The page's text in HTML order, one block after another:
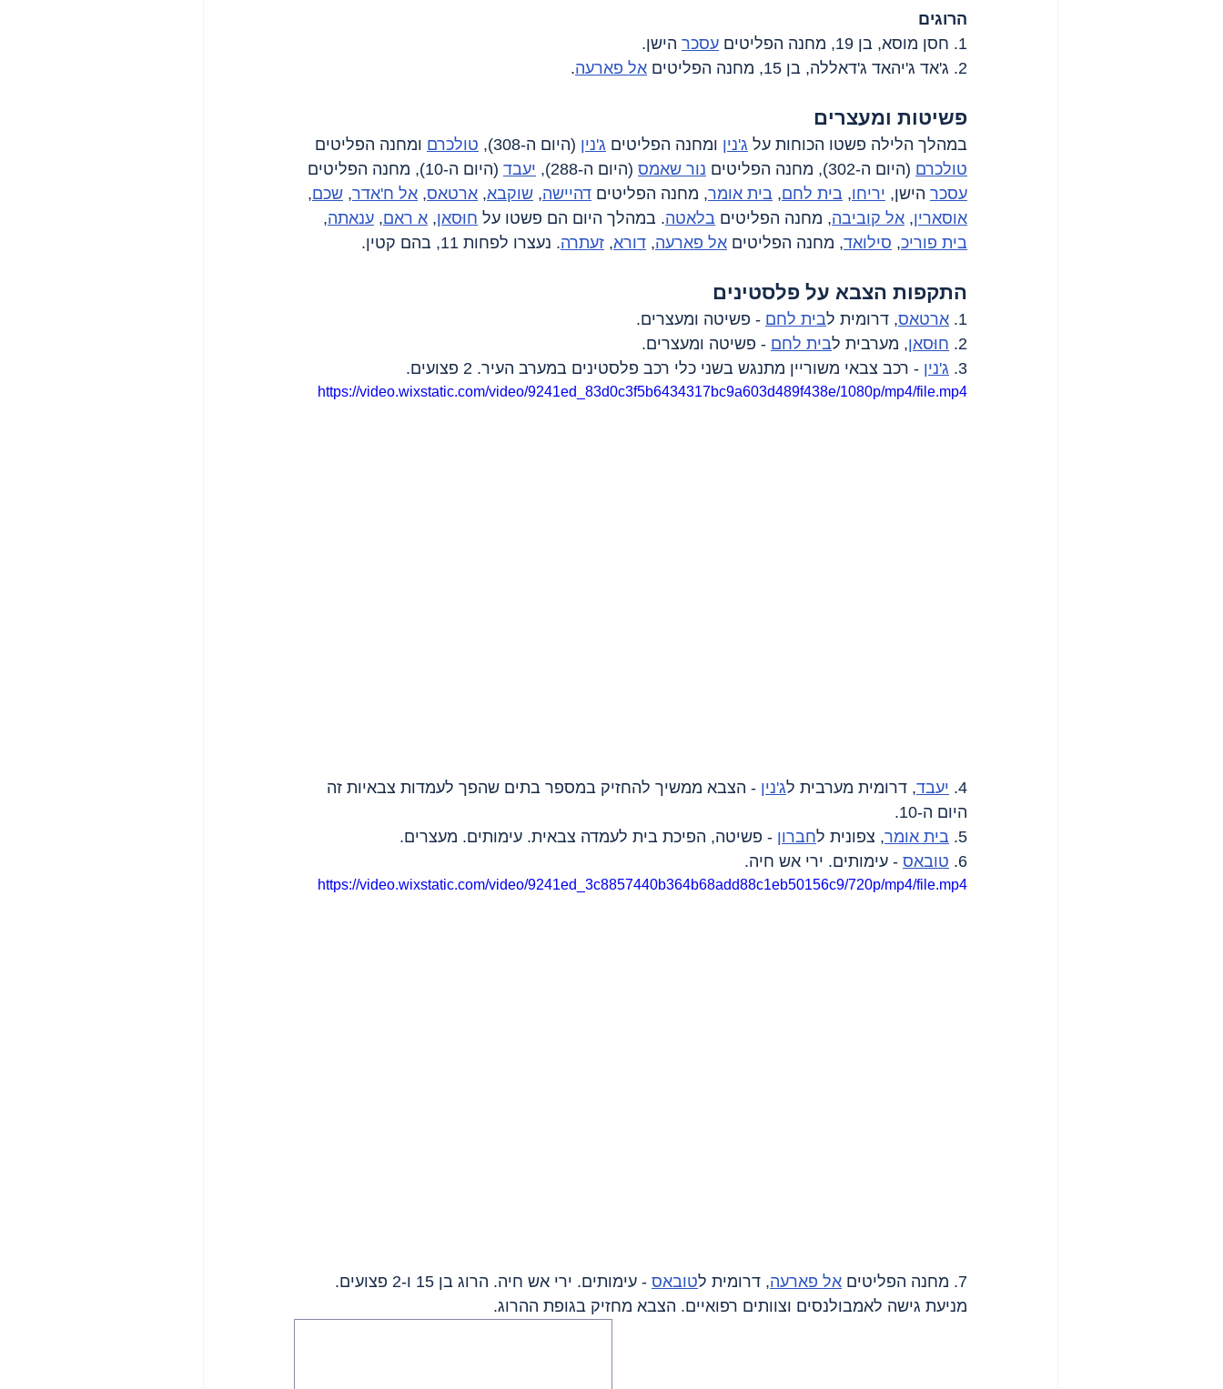
הרוגים
1. חסן מוסא, בן 19, מחנה הפליטים
עסכר הישן.
2. ג'אד ג'יהאד ג'דאללה, בן 15, מחנה הפליטים
אל פארעה.
פשיטות ומעצרים
במהלך הלילה פשטו הכוחות על ג'נין ומחנה הפליטים ג'נין (היום ה-308), טולכרם ומחנה הפליטים
טולכרם (היום ה-302), מחנה הפליטים נור שאמס (היום ה-288), יעבד (היום ה-10), מחנה הפליטים
עסכר הישן, יריחו, בית לחם, בית אומר, מחנה הפליטים דהיישה, שוקבא, ארטאס, אל ח'אדר, שכם,
אוסארין, אל קוביבה, מחנה הפליטים בלאטה. במהלך היום הם פשטו על חוּסאן, א ראם, ענאתה,
בית פוריכ, סילואד, מחנה הפליטים אל פארעה, דורא, זעתרה. נעצרו לפחות 11, בהם קטין.
התקפות הצבא על פלסטינים
1. ארטאס, דרומית לבית לחם - פשיטה ומעצרים.
2. חוּסאן, מערבית לבית לחם - פשיטה ומעצרים.
3. ג'נין - רכב צבאי משוריין מתנגש בשני כלי רכב פלסטינים במערב העיר. 2 פצועים.
https://video.wixstatic.com/video/9241ed_83d0c3f5b6434317bc9a603d489f438e/1080p/mp4/file.mp4
4. יעבד, דרומית מערבית לג'נין - הצבא ממשיך להחזיק במספר בתים שהפך לעמדות צבאיות זה
היום ה-10.
5. בית אומר, צפונית לחברון - פשיטה, הפיכת בית לעמדה צבאית. עימותים. מעצרים.
6. טובאס - עימותים. ירי אש חיה.
https://video.wixstatic.com/video/9241ed_3c8857440b364b68add88c1eb50156c9/720p/mp4/file.mp4
7. מחנה הפליטים אל פארעה, דרומית לטובאס
- עימותים. ירי אש חיה. הרוג בן 15 ו-2 פצועים.
מניעת גישה לאמבולנסים וצוותים רפואיים. הצבא מחזיק בגופת ההרוג.